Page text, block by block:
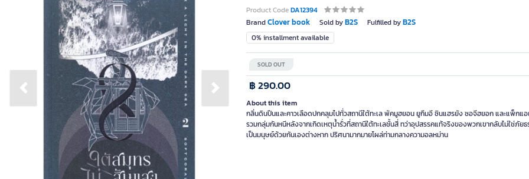
Previous slide Next slide
Product CodeDA12394
BrandClover book Sold byB2S Fulfilled byB2S
0% installment available
SOLD OUT
฿ 290.00
About this item
กลิ่นดินปืนและคาวเลือดปกคลุมไปทั่วสถานีใต้ทะเล พัคมูฮยอน ยูกึมอี ซินแฮรยัง ซอจีฮยอก และแพ็กแ
รวมกลุ่มกันหนีหลังจากเกิดเหตุน้ำรั่วที่สถานีใต้ทะเลชั้นสี่ ทว่าอุปสรรคแท้จริงของพวกเขากลับไม่ใช่ภัย
เป็นมนุษย์ด้วยกันเองต่างหาก ปริศนามากมายโผล่ท่ามกลางความอลหม่าน